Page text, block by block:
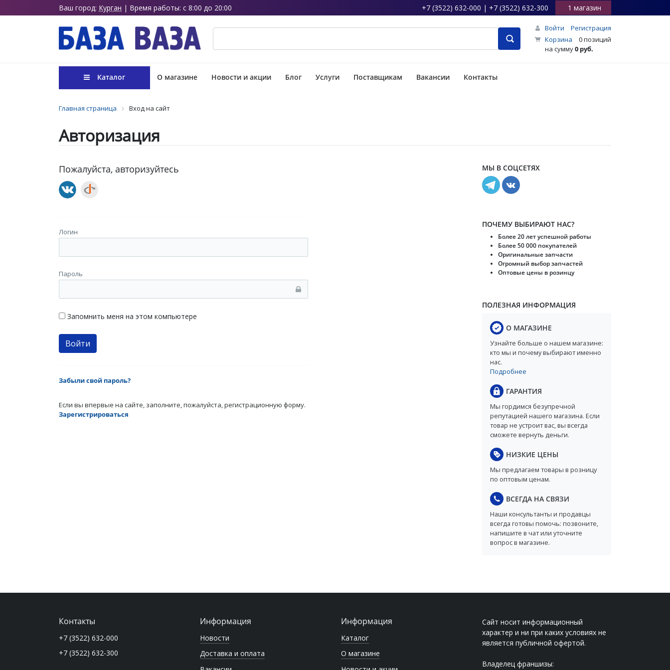
Ваш город: Курган | Время работы: с 8:00 до 20:00 +7 (3522) 632-000 | +7 (3522) 632-300 1 магазин
Войти
Регистрация
Корзина
0 позиций
на сумму0 руб.
Каталог О магазине Новости и акции Блог Услуги Поставщикам Вакансии Контакты
Главная страница Вход на сайт
Авторизация
Пожалуйста, авторизуйтесь
Логин
Пароль
Запомнить меня на этом компьютере
Забыли свой пароль?
Если вы впервые на сайте, заполните, пожалуйста, регистрационную форму.
Зарегистрироваться
МЫ В СОЦСЕТЯХ
ПОЧЕМУ ВЫБИРАЮТ НАС?
Более 20 лет успешной работы
Более 50 000 покупателей
Оригинальные запчасти
Огромный выбор запчастей
Оптовые цены в розинцу
ПОЛЕЗНАЯ ИНФОРМАЦИЯ
О МАГАЗИНЕ
Узнайте больше о нашем магазине:
кто мы и почему выбирают именно
нас.
Подробнее
ГАРАНТИЯ
Мы гордимся безупречной
репутацией нашего магазина. Если
товар не устроит вас, вы всегда
сможете вернуть деньги.
НИЗКИЕ ЦЕНЫ
Мы предлагаем товары в розницу
по оптовым ценам.
ВСЕГДА НА СВЯЗИ
Наши консультанты и продавцы
всегда готовы помочь: позвоните,
напишите в чат или уточните
вопрос в магазине.
Информация
Новости
Доставка и оплата
Информация
Каталог
О магазине
Сайт носит информационный
характер и ни при каких условиях не
является публичной офертой.
Владелец франшизы:
Контакты
+7 (3522) 632-000
+7 (3522) 632-300